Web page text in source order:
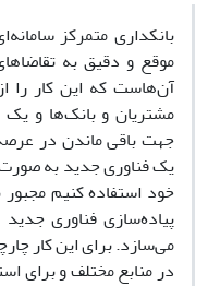
بانکداری متمرکز
‌موقع و دقیق به
آن‌هاست که این کار را
مشتریان و بانک‌ها و
جهت باقی ماندن در
یک فناوری جدید به
خود استفاده کنیم
پیاده‌سازی فناوری
می‌سازد. برای این کار
در منابع مختلف و برای